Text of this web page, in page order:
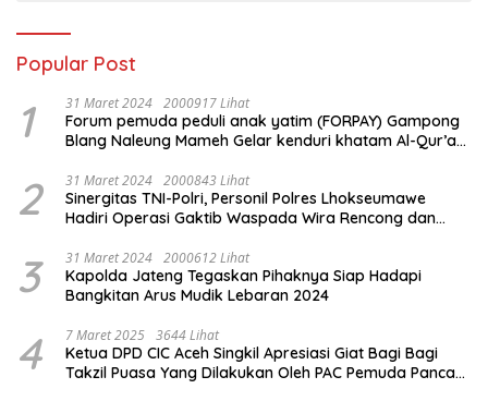
Popular Post
1 31 Maret 2024 2000917 Lihat
Forum pemuda peduli anak yatim (FORPAY) Gampong
Blang Naleung Mameh Gelar kenduri khatam Al-Qur’an
2 31 Maret 2024 2000843 Lihat
Sinergitas TNI-Polri, Personil Polres Lhokseumawe
Hadiri Operasi Gaktib Waspada Wira Rencong dan
3 31 Maret 2024 2000612 Lihat
Kapolda Jateng Tegaskan Pihaknya Siap Hadapi
Bangkitan Arus Mudik Lebaran 2024
4 7 Maret 2025 3644 Lihat
Ketua DPD CIC Aceh Singkil Apresiasi Giat Bagi Bagi
Takzil Puasa Yang Dilakukan Oleh PAC Pemuda Panca